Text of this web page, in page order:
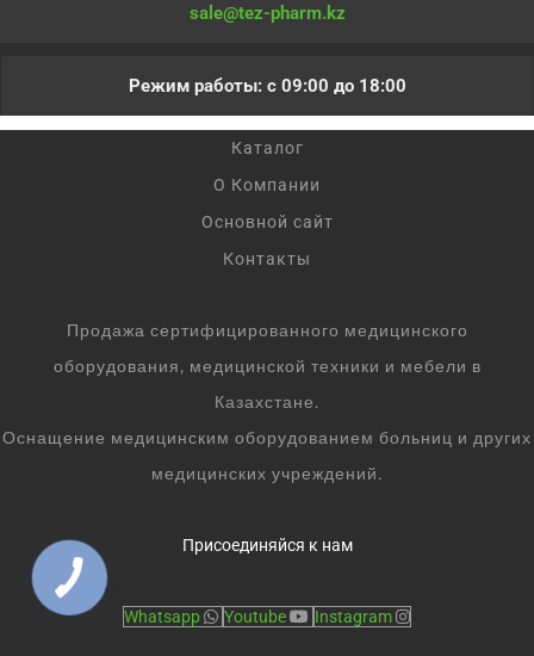
sale@tez-pharm.kz
Режим работы: с 09:00 до 18:00
Каталог
О Компании
Основной сайт
Контакты
Продажа сертифицированного медицинского
оборудования, медицинской техники и мебели в
Казахстане.
Оснащение медицинским оборудованием больниц и других
медицинских учреждений.
Присоединяйся к нам
Whatsapp Youtube Instagram